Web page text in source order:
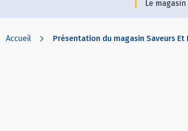
Le magasin
Accueil Présentation du magasin Saveurs Et